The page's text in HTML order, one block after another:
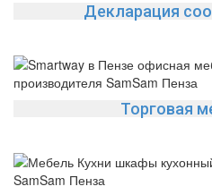
Декларация
Торговая